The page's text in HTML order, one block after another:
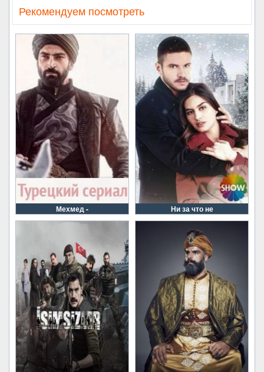
Рекомендуем посмотреть
Мехмед - Ни за что не